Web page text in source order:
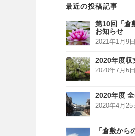
最近の投稿記事
第10回「倉
お知らせ
2021年1月9日
2020年度収
2020年7月6日
2020年度
2020年4月25
「倉敷から